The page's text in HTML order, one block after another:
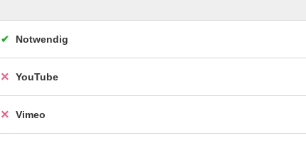
für nur 25,00 €! Mit der vhsCard können Sie im
Notwendig
YouTube
Vimeo